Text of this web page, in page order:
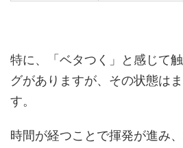
特に、「ベタつく」と感じて
グがありますが、その状態は
す。
時間が経つことで揮発が進み